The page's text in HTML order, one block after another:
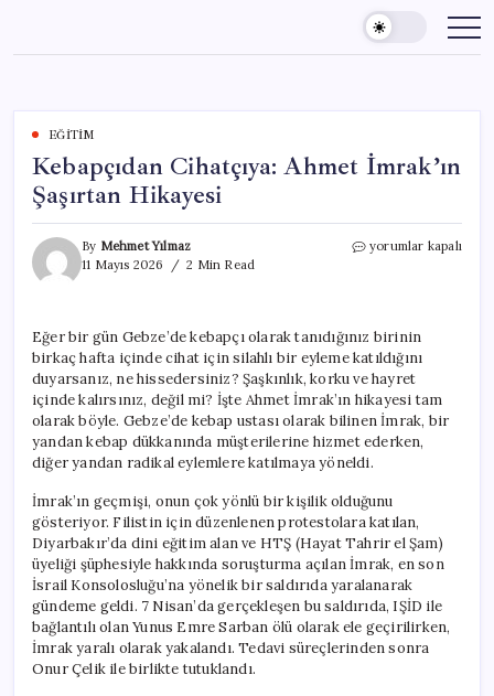
content
EĞITIM
Kebapçıdan Cihatçıya: Ahmet İmrak’ın
Şaşırtan Hikayesi
By Mehmet Yılmaz
11 Mayıs 2026
2 Min Read
Kebapçıdan
Hikayesi
için
yorumlar kapalı
Eğer bir gün Gebze’de kebapçı olarak tanıdığınız birinin
birkaç hafta içinde cihat için silahlı bir eyleme katıldığını
duyarsanız, ne hissedersiniz? Şaşkınlık, korku ve hayret
içinde kalırsınız, değil mi? İşte Ahmet İmrak’ın hikayesi tam
olarak böyle. Gebze’de kebap ustası olarak bilinen İmrak, bir
yandan kebap dükkanında müşterilerine hizmet ederken,
diğer yandan radikal eylemlere katılmaya yöneldi.
İmrak’ın geçmişi, onun çok yönlü bir kişilik olduğunu
gösteriyor. Filistin için düzenlenen protestolara katılan,
Diyarbakır’da dini eğitim alan ve HTŞ (Hayat Tahrir el Şam)
üyeliği şüphesiyle hakkında soruşturma açılan İmrak, en son
İsrail Konsolosluğu’na yönelik bir saldırıda yaralanarak
gündeme geldi. 7 Nisan’da gerçekleşen bu saldırıda, IŞİD ile
bağlantılı olan Yunus Emre Sarban ölü olarak ele geçirilirken,
İmrak yaralı olarak yakalandı. Tedavi süreçlerinden sonra
Onur Çelik ile birlikte tutuklandı.